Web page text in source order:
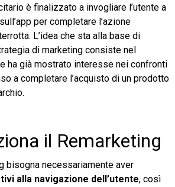
è finalizzato a invogliare l’utente a
per completare l’azione
L’idea che sta alla base di
di marketing consiste nel
ha già mostrato interesse nei confronti
a completare l’acquisto di un prodotto
il Remarketing
bisogna necessariamente aver
alla navigazione dell’utente, così